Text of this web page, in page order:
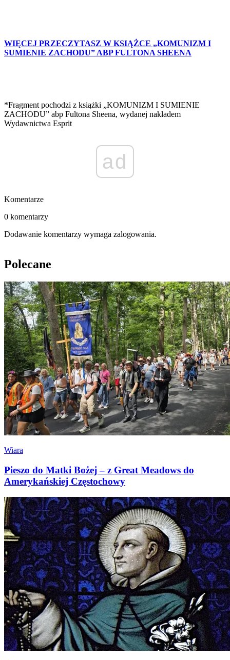
WIĘCEJ PRZECZYTASZ W KSIĄŻCE „KOMUNIZM I
SUMIENIE ZACHODU” ABP FULTONA SHEENA
*Fragment pochodzi z książki „KOMUNIZM I SUMIENIE
ZACHODU” abp Fultona Sheena, wydanej nakładem
Wydawnictwa Esprit
ad
Komentarze
0 komentarzy
Dodawanie komentarzy wymaga zalogowania.
Polecane
Wiara
Pieszo do Matki Bożej – z Great Meadows do
Amerykańskiej Częstochowy